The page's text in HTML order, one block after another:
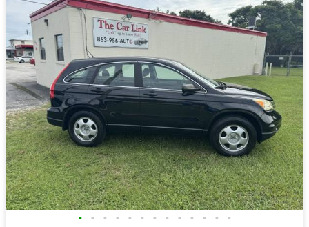
• • • • • • • • • • • • •